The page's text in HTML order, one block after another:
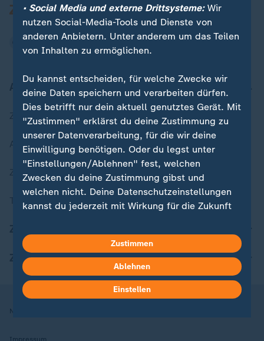
Aktuell bei ZDFheute
Zuletzt veröffentlicht
Aktuelle Sendungs-Videos
ZDFheute Stories
Themen im Überblick
ZDFheute Apps
Nutzungsbedingungen
Impressum
• Social Media und externe Drittsysteme:Wir
nutzen Social-Media-Tools und Dienste von
anderen Anbietern. Unter anderem um das Teilen
von Inhalten zu ermöglichen.
Du kannst entscheiden, für welche Zwecke wir
deine Daten speichern und verarbeiten dürfen.
Dies betrifft nur dein aktuell genutztes Gerät. Mit
"Zustimmen" erklärst du deine Zustimmung zu
unserer Datenverarbeitung, für die wir deine
Einwilligung benötigen. Oder du legst unter
"Einstellungen/Ablehnen" fest, welchen
Zwecken du deine Zustimmung gibst und
welchen nicht. Deine Datenschutzeinstellungen
kannst du jederzeit mit Wirkung für die Zukunft
Hier findest du das Impressum.
Weitere Informationen findest du in unserer
Datenschutzerklärung.
Zustimmen
Ablehnen
Einstellen